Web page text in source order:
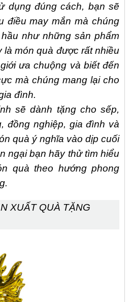
dụng đúng cách, bạn sẽ
điều may mắn mà chúng
như những sản phẩm
là món quà được rất nhiều
ưa chuộng và biết đến
mà chúng mang lại cho
đình.
sẽ dành tặng cho sếp,
đồng nghiệp, gia đình và
quà ý nghĩa vào dịp cuối
ngại bạn hãy thử tìm hiểu
quà theo hướng phong
XUẤT QUÀ TẶNG